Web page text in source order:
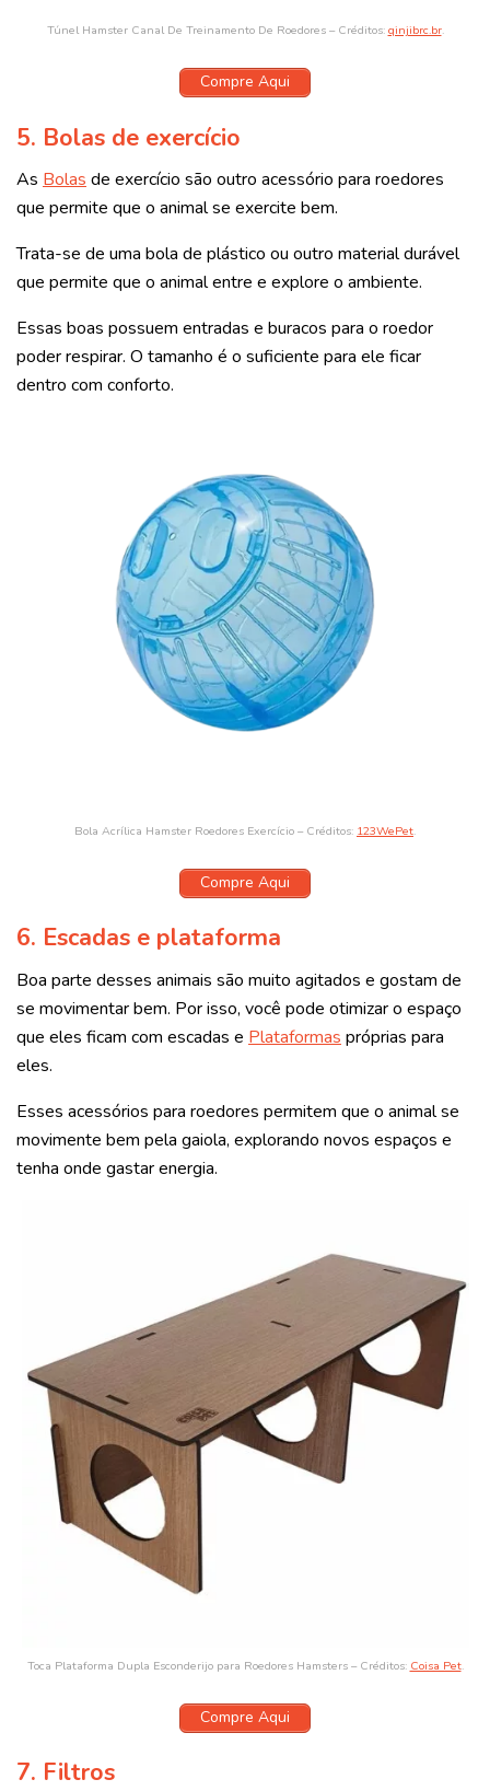
Túnel Hamster Canal De Treinamento De Roedores – Créditos: qinjibrc.br.
Compre Aqui
5. Bolas de exercício
As Bolas de exercício são outro acessório para roedores
que permite que o animal se exercite bem.
Trata-se de uma bola de plástico ou outro material durável
que permite que o animal entre e explore o ambiente.
Essas boas possuem entradas e buracos para o roedor
poder respirar. O tamanho é o suficiente para ele ficar
dentro com conforto.
Bola Acrílica Hamster Roedores Exercício – Créditos: 123WePet.
Compre Aqui
6. Escadas e plataforma
Boa parte desses animais são muito agitados e gostam de
se movimentar bem. Por isso, você pode otimizar o espaço
que eles ficam com escadas e Plataformas próprias para
eles.
Esses acessórios para roedores permitem que o animal se
movimente bem pela gaiola, explorando novos espaços e
tenha onde gastar energia.
Toca Plataforma Dupla Esconderijo para Roedores Hamsters – Créditos: Coisa Pet.
Compre Aqui
7. Filtros